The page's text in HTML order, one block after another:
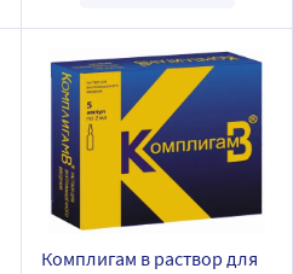
Комплигам в раствор для